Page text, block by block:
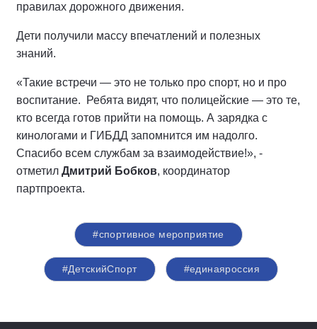
правилах дорожного движения.
Дети получили массу впечатлений и полезных
знаний.
«Такие встречи — это не только про спорт, но и про
воспитание. Ребята видят, что полицейские — это те,
кто всегда готов прийти на помощь. А зарядка с
кинологами и ГИБДД запомнится им надолго.
Спасибо всем службам за взаимодействие!», -
отметил Дмитрий Бобков, координатор
партпроекта.
#спортивное мероприятие
#ДетскийСпорт #единаяроссия